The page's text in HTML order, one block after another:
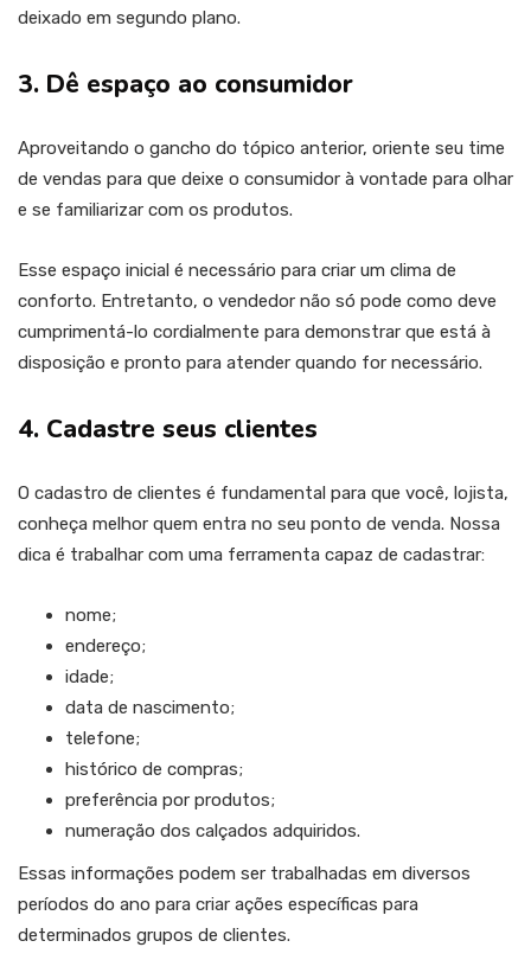
deixado em segundo plano.
3. Dê espaço ao consumidor
Aproveitando o gancho do tópico anterior, oriente seu time
de vendas para que deixe o consumidor à vontade para olhar
e se familiarizar com os produtos.
Esse espaço inicial é necessário para criar um clima de
conforto. Entretanto, o vendedor não só pode como deve
cumprimentá-lo cordialmente para demonstrar que está à
disposição e pronto para atender quando for necessário.
4. Cadastre seus clientes
O cadastro de clientes é fundamental para que você, lojista,
conheça melhor quem entra no seu ponto de venda. Nossa
dica é trabalhar com uma ferramenta capaz de cadastrar:
nome;
endereço;
idade;
data de nascimento;
telefone;
histórico de compras;
preferência por produtos;
numeração dos calçados adquiridos.
Essas informações podem ser trabalhadas em diversos
períodos do ano para criar ações específicas para
determinados grupos de clientes.